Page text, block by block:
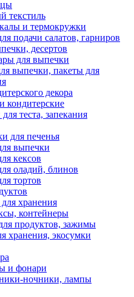
текстиль
и термокружки
подачи салатов, гарниров
десертов
для выпечки
выпечки, пакеты для
декора
кондитерские
теста, запекания
для печенья
выпечки
кексов
оладий, блинов
тортов
хранения
контейнеры
продуктов, зажимы
хранения, экосумки
и фонари
ночники, лампы